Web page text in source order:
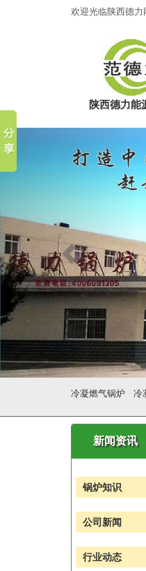
欢迎光临陕西德力
陕西德力能
冷凝燃气锅炉 冷
新闻资讯
锅炉知识
公司新闻
行业动态